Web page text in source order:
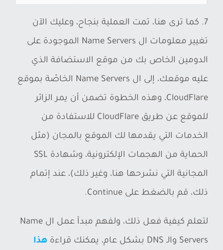
7. كما ترى هنا، تمت العملية بنجاح، وعليك الآن
تغيير معلومات ال Name Servers الموجودة على
الدومين الخاص بك من موقع الاستضافة الذي
عليه موقعك، إلى ال Name Servers الخاصّة بموقع
CloudFlare، وهذه الخطوة تضمن أن يمر الزائر
للموقع عن طريق CloudFlare للاستفادة من
الخدمات التي يقدمها لك الموقع بالمجان (مثل
الحماية من الهجمات الإلكترونية، وشهادة SSL
المجانية التي نشرحها هنا، وغير ذلك)، عند إتمام
ذلك، قم بالضغط على Continue.
لتعلم كيفية فعل ذلك، ولفهم مبدأ عمل ال Name
Servers والـ DNS بشكل عام، يمكنك قراءة
هذا